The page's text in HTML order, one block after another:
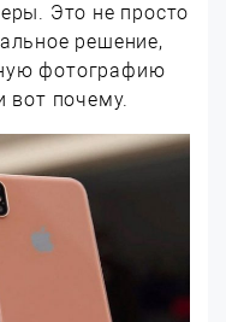
Это не просто
решение,
фотографию
вот почему.